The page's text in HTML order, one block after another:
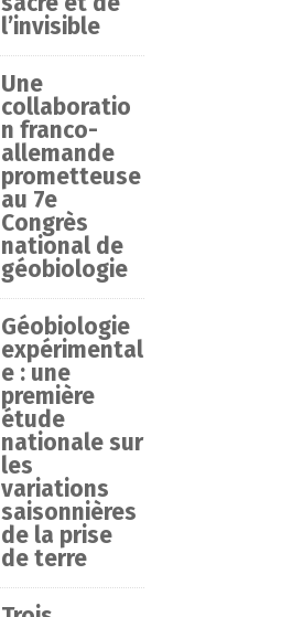
l’invisible
Une
collaboratio
n franco-
allemande
prometteuse
au 7e
Congrès
national de
géobiologie
Géobiologie
expérimental
e : une
première
étude
nationale sur
les
variations
saisonnières
de la prise
de terre